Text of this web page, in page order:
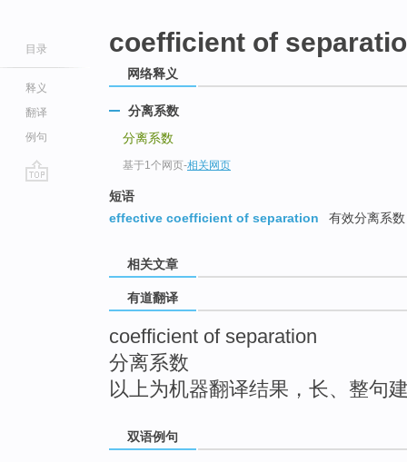
目录
释义
翻译
例句
coefficient of
网络释义
分离系数
分离系数
基于1个网页-相关网页
短语
effective coefficient of separation
有效分离系数
相关文章
有道翻译
coefficient of separation
分离系数
以上为机器翻译结果，长、整句
双语例句